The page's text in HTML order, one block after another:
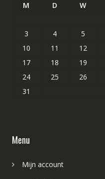
M D W
3
4 5
10
11 12
17
18 19
24
25 26
31
Menu
Mijn account